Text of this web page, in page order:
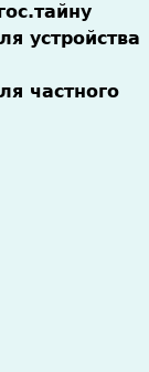
устройства
частного